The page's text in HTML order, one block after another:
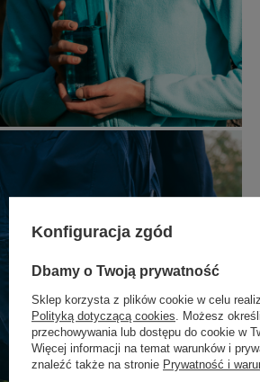
Konfiguracja zgód
Dbamy o Twoją prywatność
Sklep korzysta z plików cookie w celu
Polityką dotyczącą cookies . Możesz
przechowywania lub dostępu do cookie w
Więcej informacji na temat warunków i
znaleźć także na stronie Prywatność i